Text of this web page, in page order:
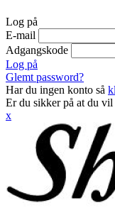
Log på
E-mail
Adgangskode
Log på
Glemt password?
Har du ingen konto så
Er du sikker på at du
x